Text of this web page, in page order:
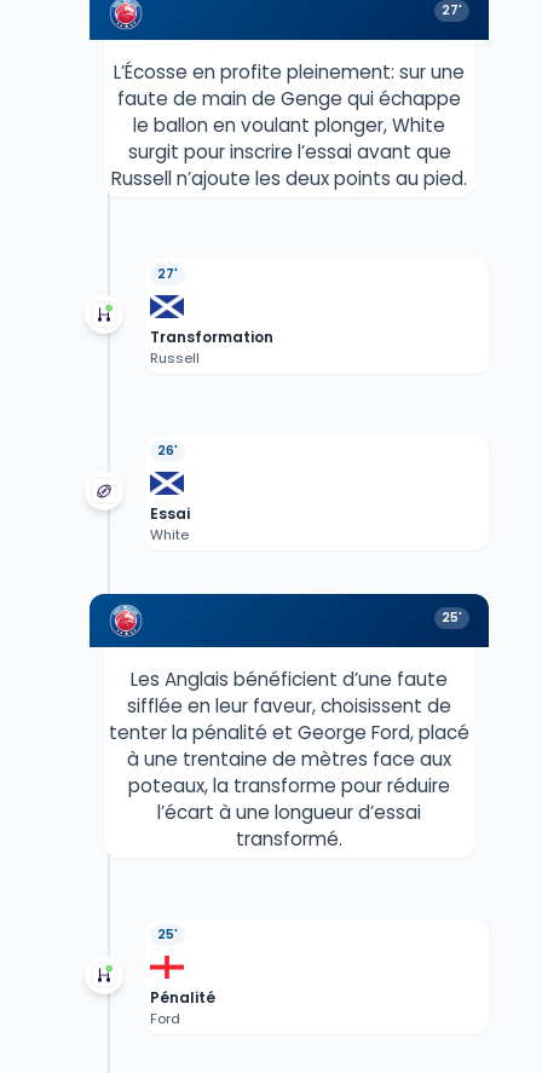
27'
L’Écosse en profite pleinement: sur une
faute de main de Genge qui échappe
le ballon en voulant plonger, White
surgit pour inscrire l’essai avant que
Russell n’ajoute les deux points au pied.
27'
Transformation
Russell
26'
Essai
White
25'
Les Anglais bénéficient d’une faute
sifflée en leur faveur, choisissent de
tenter la pénalité et George Ford, placé
à une trentaine de mètres face aux
poteaux, la transforme pour réduire
l’écart à une longueur d’essai
transformé.
25'
Pénalité
Ford